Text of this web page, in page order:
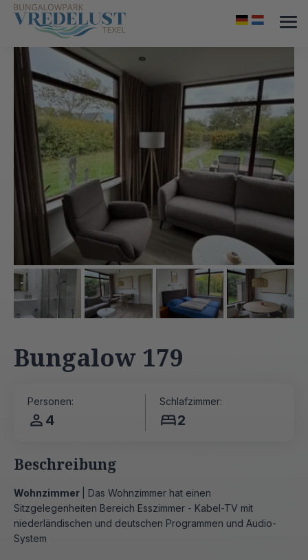
Bungalow 179
Personen:
4
Schlafzimmer:
2
Beschreibung
Wohnzimmer
| Das Wohnzimmer hat einen
Sitzgelegenheiten Bereich Esszimmer - Kabel-TV mit
niederländischen und deutschen Programmen und Audio-
System